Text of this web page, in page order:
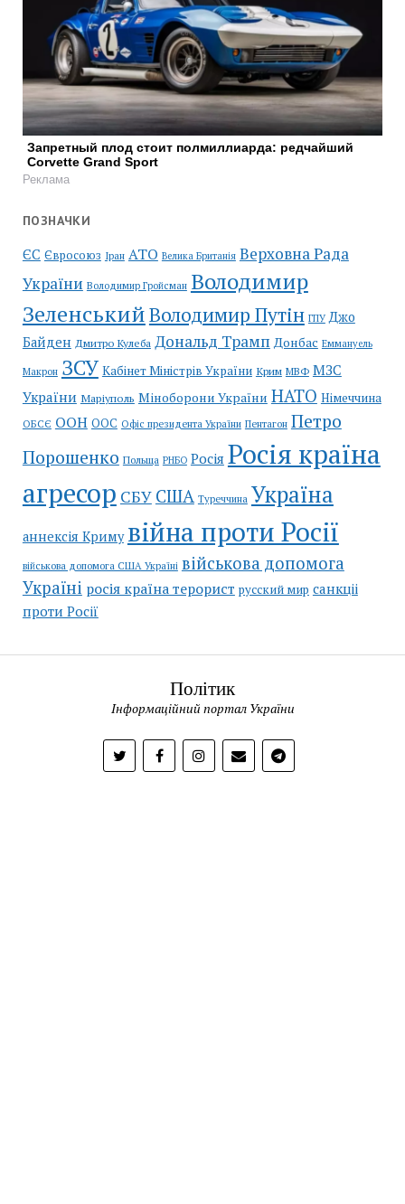
Запретный плод стоит полмиллиарда: редчайший
Corvette Grand Sport
Реклама
ПОЗНАЧКИ
ЄС Євросоюз Іран АТО Велика Британія Верховна Рада
України Володимир Гройсман Володимир
ЗеленськийВолодимир Путін ГПУ Джо
Байден Дмитро Кулеба Дональд Трамп Донбас Еммануель
Макрон ЗСУ Кабінет Міністрів України Крим МВФ МЗС
України Маріуполь Міноборони України НАТО Німеччина
ОБСЄ ООН ООС Офіс президента України Пентагон Петро
Порошенко Польща РНБО Росія Росія країна
агресор СБУ США Туреччина Україна
аннексія Криму війна проти Росії
військова допомога США Україні військова допомога
Україні росія країна терорист русский мир санкціі
проти Росії
Політик
Інформаційний портал України